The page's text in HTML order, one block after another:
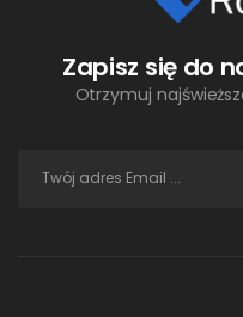
Zapisz się do
Otrzymuj